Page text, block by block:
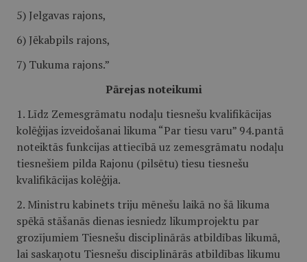
5) Jelgavas rajons,
6) Jēkabpils rajons,
7) Tukuma rajons.”
Pārejas noteikumi
1. Līdz Zemesgrāmatu nodaļu tiesnešu kvalifikācijas
kolēģijas izveidošanai likuma “Par tiesu varu” 94.pantā
noteiktās funkcijas attiecībā uz zemesgrāmatu nodaļu
tiesnešiem pilda Rajonu (pilsētu) tiesu tiesnešu
kvalifikācijas kolēģija.
2. Ministru kabinets triju mēnešu laikā no šā likuma
spēkā stāšanās dienas iesniedz likumprojektu par
grozījumiem Tiesnešu disciplinārās atbildības likumā,
lai saskaņotu Tiesnešu disciplinārās atbildības likumu